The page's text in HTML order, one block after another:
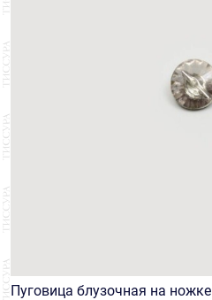
Пуговица блузочная на ножке